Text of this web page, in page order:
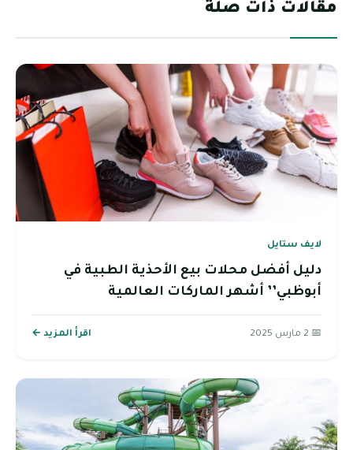
مقالات ذات صلة
لايف ستايل
دليل أفضل محلات بيع الأحذية الطبية في
أبوظبي’’ أشهر الماركات العالمية
📅 2 مارس 2025 اقرأ المزيد ←